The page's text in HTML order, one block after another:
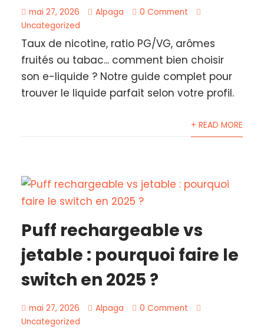
mai 27, 2026 Alpaga
0 Comment
Uncategorized
Taux de nicotine, ratio PG/VG, arômes
fruités ou tabac... comment bien choisir
son e-liquide ? Notre guide complet pour
trouver le liquide parfait selon votre profil.
+ READ MORE
Puff rechargeable vs
jetable : pourquoi faire le
switch en 2025 ?
mai 27, 2026 Alpaga
0 Comment
Uncategorized